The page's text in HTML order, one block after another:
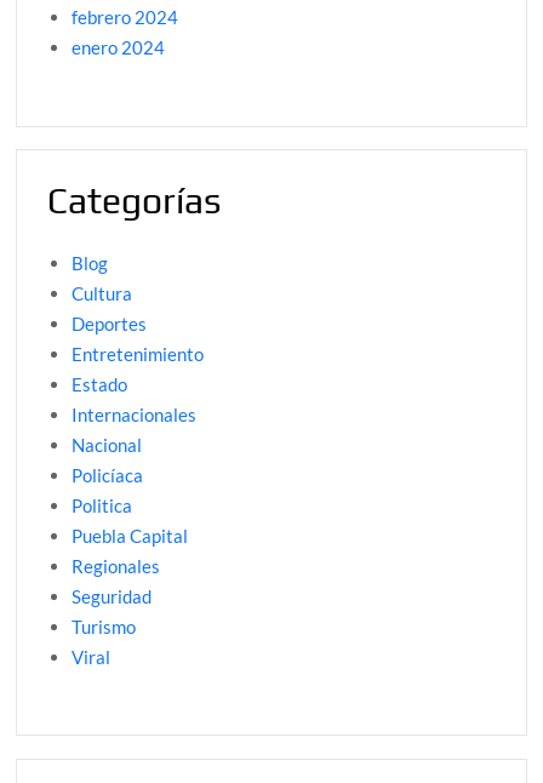
febrero 2024
enero 2024
Categorías
Blog
Cultura
Deportes
Entretenimiento
Estado
Internacionales
Nacional
Policíaca
Politica
Puebla Capital
Regionales
Seguridad
Turismo
Viral